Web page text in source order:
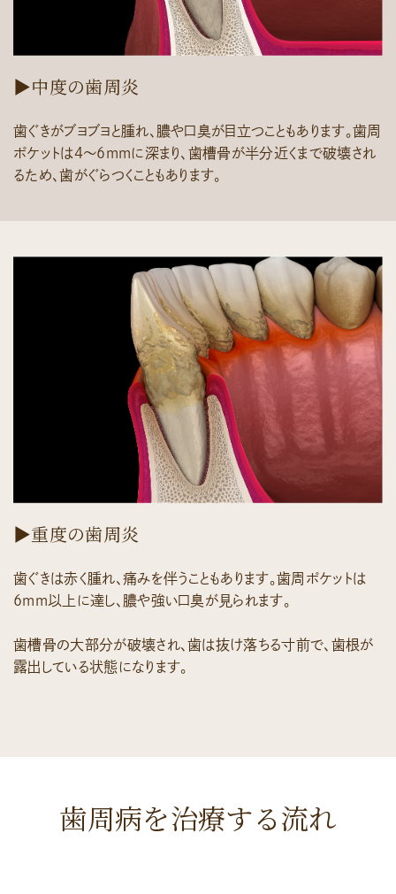
▶中度の歯周炎
歯ぐきがブヨブヨと腫れ、膿や口臭が目立つこともあります。歯周
ポケットは4〜6mmに深まり、歯槽骨が半分近くまで破壊され
るため、歯がぐらつくこともあります。
▶重度の歯周炎
歯ぐきは赤く腫れ、痛みを伴うこともあります。歯周ポケットは
6mm以上に達し、膿や強い口臭が見られます。
歯槽骨の大部分が破壊され、歯は抜け落ちる寸前で、歯根が
露出している状態になります。
歯周病を治療する流れ